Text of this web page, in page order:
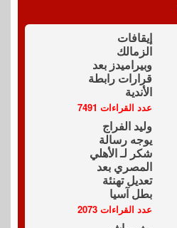
إيقافات
الزمالك
وبيراميدز بعد
قرارات رابطة
الأندية
عدد القراءات 7491
وليد الفراج
يوجه رسالة
شكر لـ الأهلي
المصري بعد
تعديل تهنئة
بطل آسيا
عدد القراءات 2073